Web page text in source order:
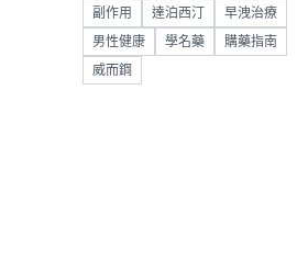
副作用 達泊西汀 早洩治療
男性健康 學名藥 購藥指南
威而鋼